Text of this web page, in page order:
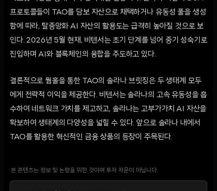
프로토콜들이 TAO를 담보 자산으로 채택하거나 유동성 풀을 생성
함에 따라, 탈중앙화 AI 자산의 활용도는 급격히 높아질 것으로 보
인다. 2026년 5월 현재, 비텐서는 초기 단계를 넘어 중기 성숙기로
진입하며 AI와 블록체인의 융합을 주도하고 있다.
결론적으로 웜홀을 통한 TAO의 솔라나 브릿징은 두 생태계 모두
에게 전략적 이익을 제공한다. 비텐서는 솔라나의 고속 유동성을 흡
수하여 네트워크 가치를 제고하고, 솔라나는 고부가가치 AI 자산을
확보하여 생태계의 다양성을 넓힐 수 있다. 앞으로 솔라나 내에서
TAO를 활용한 혁신적인 금융 상품의 등장이 주목된다.
본 콘텐츠는 정보 및 논평을 위한 것이며 투자 자문이 아닙니다.